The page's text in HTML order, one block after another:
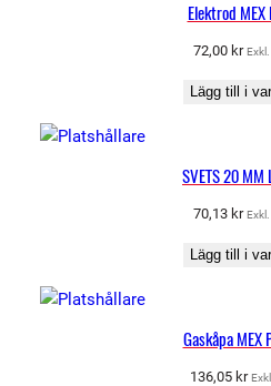
Elektrod MEX
72,00 kr
Lägg till i
SVETS 20 MM
70,13 kr
Lägg till i
Gaskåpa MEX
136,05 kr